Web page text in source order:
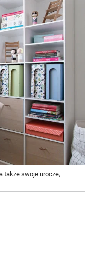
także swoje urocze,